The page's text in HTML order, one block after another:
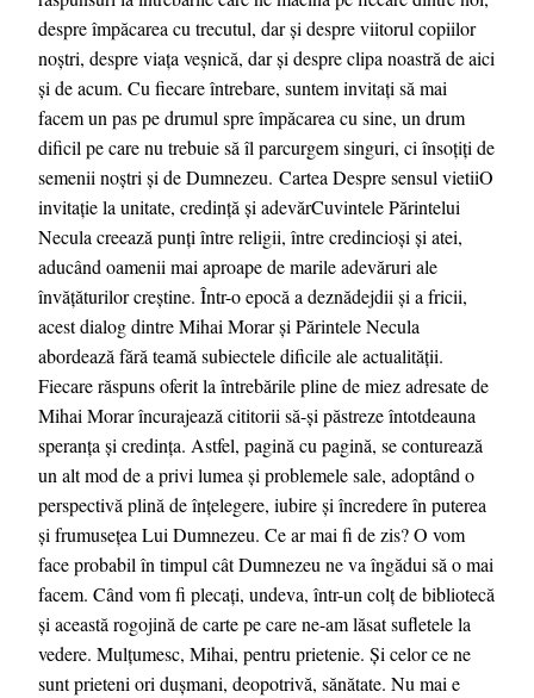
despre împăcarea cu trecutul, dar și despre viitorul copiilor
noștri, despre viața veșnică, dar și despre clipa noastră de aici
și de acum. Cu fiecare întrebare, suntem invitați să mai
facem un pas pe drumul spre împăcarea cu sine, un drum
dificil pe care nu trebuie să îl parcurgem singuri, ci însoțiți de
semenii noștri și de Dumnezeu. Cartea Despre sensul vietii O
invitație la unitate, credință și adevărCuvintele Părintelui
Necula creează punți între religii, între credincioși și atei,
aducând oamenii mai aproape de marile adevăruri ale
învățăturilor creștine. Într-o epocă a deznădejdii și a fricii,
acest dialog dintre Mihai Morar și Părintele Necula
abordează fără teamă subiectele dificile ale actualității.
Fiecare răspuns oferit la întrebările pline de miez adresate de
Mihai Morar încurajează cititorii să-și păstreze întotdeauna
speranța și credința. Astfel, pagină cu pagină, se conturează
un alt mod de a privi lumea și problemele sale, adoptând o
perspectivă plină de înțelegere, iubire și încredere în puterea
și frumusețea Lui Dumnezeu. Ce ar mai fi de zis? O vom
face probabil în timpul cât Dumnezeu ne va îngădui să o mai
facem. Când vom fi plecați, undeva, într-un colț de bibliotecă
și această rogojină de carte pe care ne-am lăsat sufletele la
vedere. Mulțumesc, Mihai, pentru prietenie. Și celor ce ne
sunt prieteni ori dușmani, deopotrivă, sănătate. Nu mai e